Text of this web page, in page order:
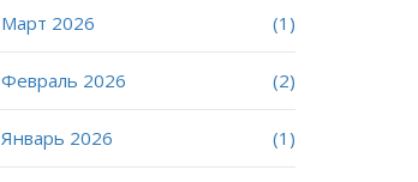
Март 2026 (1)
Февраль 2026 (2)
Январь 2026 (1)